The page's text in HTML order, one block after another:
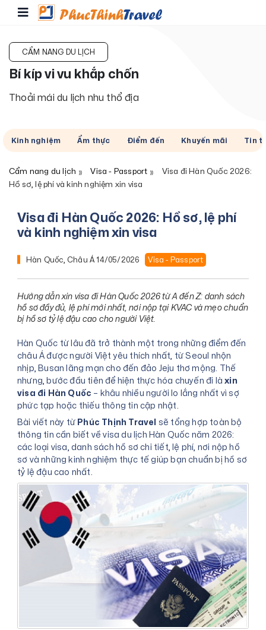
CẨM NANG DU LỊCH
Bí kíp vi vu khắp chốn
Thoải mái du lịch nhu thổ địa
Kinh nghiệm Ẩm thực Điểm đến Khuyến mãi Tin
Cẩm nang du lịch Visa - Passport
Visa đi Hàn Quốc 2026:
Hồ sơ, lệ phí và kinh nghiệm xin visa
Visa đi Hàn Quốc 2026: Hồ sơ, lệ phí
và kinh nghiệm xin visa
Hàn Quốc, Châu Á14/05/2026 Visa - Passport
Hướng dẫn xin visa đi Hàn Quốc 2026 từ A đến Z: danh sách
hồ sơ đầy đủ, lệ phí mới nhất, nơi nộp tại KVAC và mẹo chuẩn
bị hồ sơ tỷ lệ đậu cao cho người Việt.
Hàn Quốc từ lâu đã trở thành một trong những điểm đến
châu Á được người Việt yêu thích nhất, từ Seoul nhộn
nhịp, Busan lãng mạn cho đến đảo Jeju thơ mộng. Thế
nhưng, bước đầu tiên để hiện thực hóa chuyến đi làxin
visa đi Hàn Quốc – khâu nhiều người lo lắng nhất vì sợ
phức tạp hoặc thiếu thông tin cập nhật.
Bài viết này từPhúc Thịnh Travel sẽ tổng hợp toàn bộ
thông tin cần biết về visa du lịch Hàn Quốc năm 2026:
các loại visa, danh sách hồ sơ chi tiết, lệ phí, nơi nộp hồ
sơ và những kinh nghiệm thực tế giúp bạn chuẩn bị hồ sơ
tỷ lệ đậu cao nhất.